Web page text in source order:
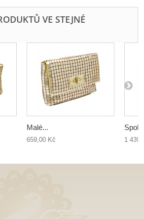
VE STEJNÉ
Malé...
659,00 Kč 1